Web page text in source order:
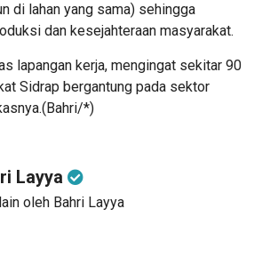
di lahan yang sama) sehingga
dan kesejahteraan masyarakat.
lapangan kerja, mengingat sekitar 90
Sidrap bergantung pada sektor
*)
Layya
oleh Bahri Layya